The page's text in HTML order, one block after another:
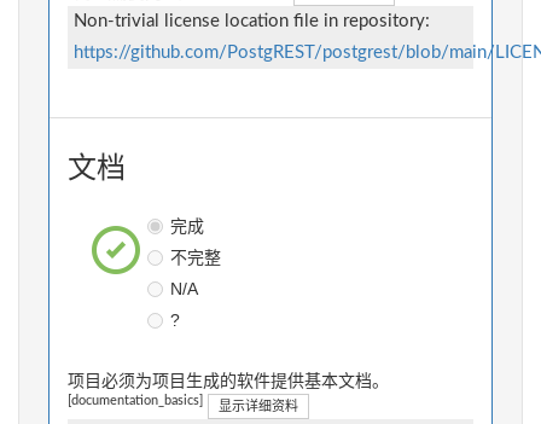
Non-trivial license location file in repository:
https://github.com/PostgREST/postgrest/blob/main/
文档
完成
不完整
N/A
?
项目必须为项目生成的软件提供基本文档。
[documentation_basics] 显示详细资料